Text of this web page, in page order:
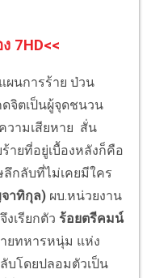
7HD<<
ผนการร้าย ป่วน
จิตเป็นผู้จุดชนวน
วามเสียหาย สั่น
ายที่อยู่เบื้องหลังก็คือ
กลับที่ไม่เคยมีใคร
าทิกุล) ผบ.หน่วยงาน
เรียกตัว ร้อยตรีคมน์
ยทหารหนุ่ม แห่ง
บโดยปลอมตัวเป็น